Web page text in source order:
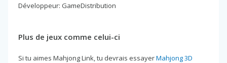
Développeur: GameDistribution
Plus de jeux comme celui-ci
Si tu aimes Mahjong Link, tu devrais essayerMahjong 3D